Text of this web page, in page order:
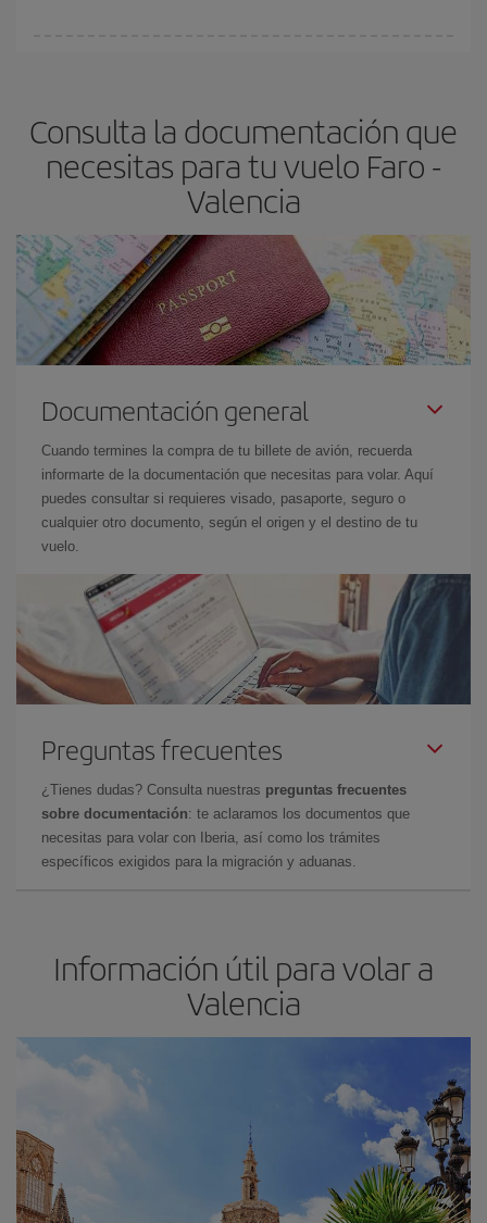
avión más baratos te saldrán. Además, si buscas los vuelos con
las fechas y los horarios del viaje un poco abiertos, podráselegir
el precio más barato.
Consulta la documentación que
necesitas para tu vuelo Faro -
Valencia
Documentación general
Cuando termines la compra de tu billete de avión, recuerda
informarte de la documentación que necesitas para volar. Aquí
puedes consultar si requieres visado, pasaporte, seguro o
cualquier otro documento, según el origen y el destino de tu
vuelo.
Preguntas frecuentes
¿Tienes dudas? Consulta nuestras preguntas frecuentes
sobre documentación: te aclaramos los documentos que
necesitas para volar con Iberia, así como los trámites
específicos exigidos para la migración y aduanas.
Información útil para volar a
Valencia